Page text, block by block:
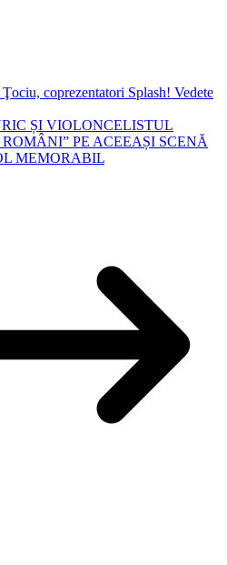
coprezentatori Splash! Vedete
ȘI VIOLONCELISTUL
PE ACEEAȘI SCENĂ
MEMORABIL